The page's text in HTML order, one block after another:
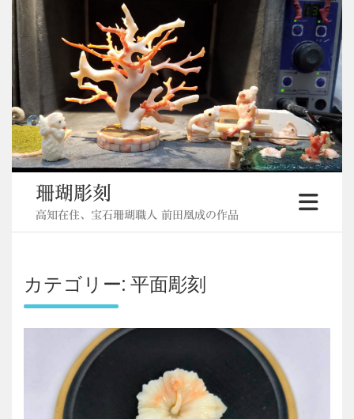
Skip
to
content
珊瑚彫刻
高知在住、宝石珊瑚職人 前田凰成の作品
カテゴリー: 平面彫刻